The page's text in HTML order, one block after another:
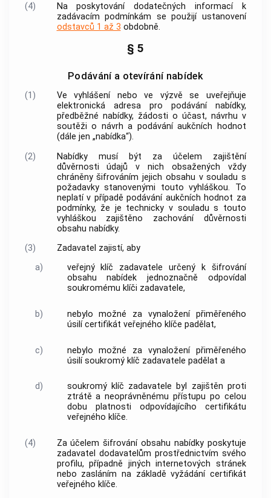
(4)
Na poskytování dodatečných informací k
zadávacím podmínkám se použijí ustanovení
odstavců 1 až 3 obdobně.
§ 5
Podávání a otevírání nabídek
(1) Vevyhlášenínebo ve výzvě se uveřejňuje
elektronická adresa pro podávání nabídky,
předběžné nabídky, žádosti o účast, návrhu v
soutěži o návrh a podávání aukčních hodnot
(dále jen „nabídka“).
(2)
Nabídky musí být za účelem zajištění
důvěrnosti údajů v nich obsažených vždy
chráněny šifrováním jejich obsahu v souladu s
požadavky stanovenými touto vyhláškou. To
neplatí v případě podávání aukčních hodnot za
podmínky, že je technicky v souladu s touto
vyhláškou zajištěno zachování důvěrnosti
obsahu nabídky.
(3)
Zadavatel zajistí, aby
a)
veřejný klíč zadavatele určený k šifrování
obsahu nabídek jednoznačně odpovídal
soukromému klíči zadavatele,
b)
nebylo možné za vynaložení přiměřeného
úsilícertifikát veřejného klíče padělat,
c)
nebylo možné za vynaložení přiměřeného
úsilísoukromý klíč zadavatele padělat a
d) soukromý klíč zadavatele byl zajištěn proti
ztrátě a neoprávněnému přístupu po celou
dobu platnosti odpovídajícího certifikátu
veřejného klíče.
(4)
Za účelem šifrování obsahu nabídky poskytuje
zadavatel dodavatelům prostřednictvím svého
profilu, případně jiných internetových stránek
nebo zasláním na základě vyžádání certifikát
veřejného klíče.